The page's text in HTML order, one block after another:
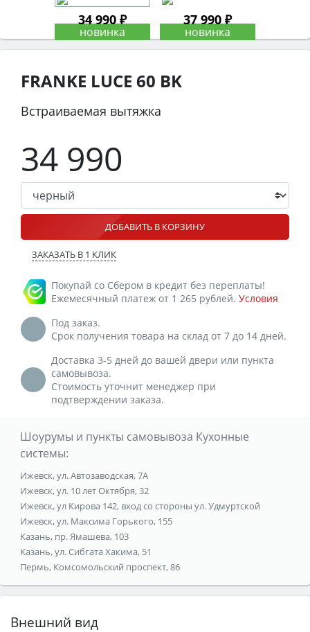
34 990 ₽ 37 990 ₽
FRANKE LUCE 60 BK
Встраиваемая вытяжка
34 990
ДОБАВИТЬ В КОРЗИНУ
ЗАКАЗАТЬ В 1 КЛИК
Покупай со Сбером в кредит без переплаты!
Ежемесячный платеж от 1 265 рублей. Условия
Под заказ.
Срок получения товара на склад от 7 до 14 дней.
Доставка 3-5 дней до вашей двери или пункта
самовывоза.
Стоимость уточнит менеджер при
подтверждении заказа.
Шоурумы и пункты самовывоза Кухонные
системы:
Ижевск, ул. Автозаводская, 7А
Ижевск, ул. 10 лет Октября, 32
Ижевск, ул Кирова 142, вход со стороны ул. Удмуртской
Ижевск, ул. Максима Горького, 155
Казань, пр. Ямашева, 103
Казань, ул. Сибгата Хакима, 51
Пермь, Комсомольский проспект, 86
Внешний вид